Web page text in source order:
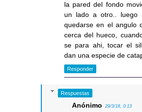
la pared del fondo
un lado a otro.. luego
quedarse en el angulo
cerca del hueco,
se para ahi, tocar el
dan una especie de
Responder
Respuestas
Anónimo 29/3/18, 0:13